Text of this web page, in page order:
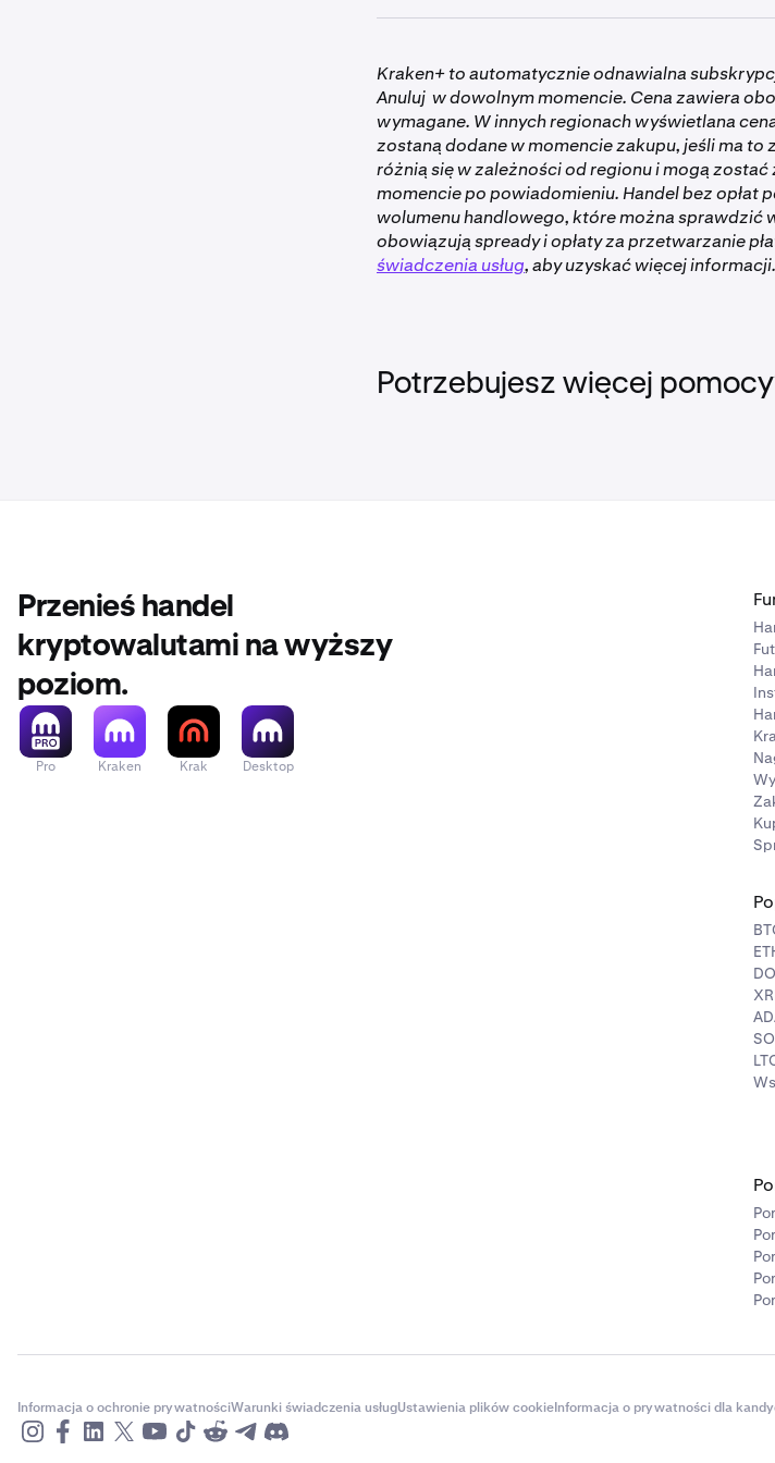
zweryfikowane, indywidualne konto, aby
krokami, aby zweryfikować się w Kraken.
•
Twoja subskrypcja Kraken+ musi być
została anulowana i jest ustawiona na
•
Aktywność w Kraken Pro i aplikacji Kraken
Niedostępne dla klientów w Wielkiej Brytanii
Kraken+ to automatycznie odnawialna
Anuluj w dowolnym momencie. Cena zawiera
wymagane. W innych regionach wyświetlana
zostaną dodane w momencie zakupu, jeśli ma
różnią się w zależności od regionu i mogą
momencie po powiadomieniu. Handel bez opłat
wolumenu handlowego, które można sprawdzić
obowiązują spready i opłaty za przetwarzanie
świadczenia usług, aby uzyskać więcej informacji.
Potrzebujesz więcej
Przenieś handel
kryptowalutami na wyższy
poziom.
Pro Kraken Krak Desktop
Informacja o ochronie prywatnościWarunki świadczenia usługUstawienia plików cookieInformacja o prywatności dla